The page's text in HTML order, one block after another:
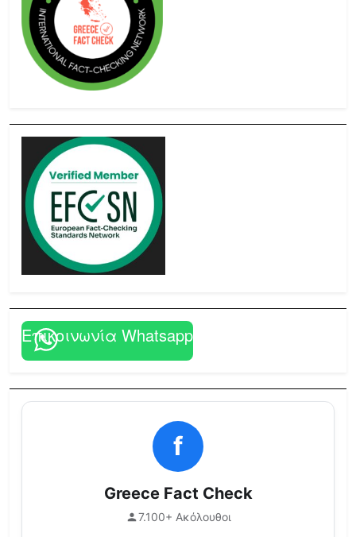
Επικοινωνία Whatsapp
f
Greece Fact Check
7.100+ Ακόλουθοι